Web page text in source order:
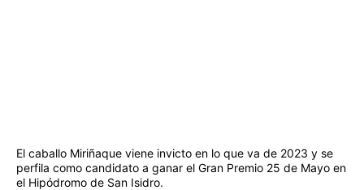
El caballo Miriñaque viene invicto en lo que va de 2023 y se
perfila como candidato a ganar el Gran Premio 25 de Mayo en
el Hipódromo de San Isidro.